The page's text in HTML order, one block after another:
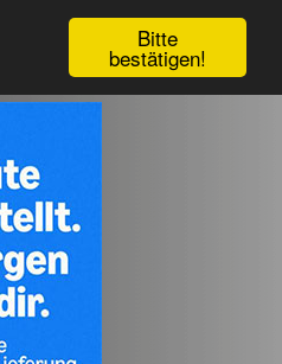
Bitte
bestätigen!